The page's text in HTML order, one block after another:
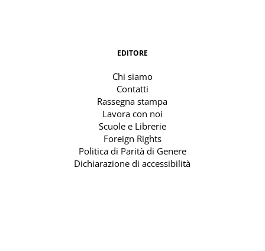
EDITORE
Chi siamo
Contatti
Rassegna stampa
Lavora con noi
Scuole e Librerie
Foreign Rights
Politica di Parità di Genere
Dichiarazione di accessibilità